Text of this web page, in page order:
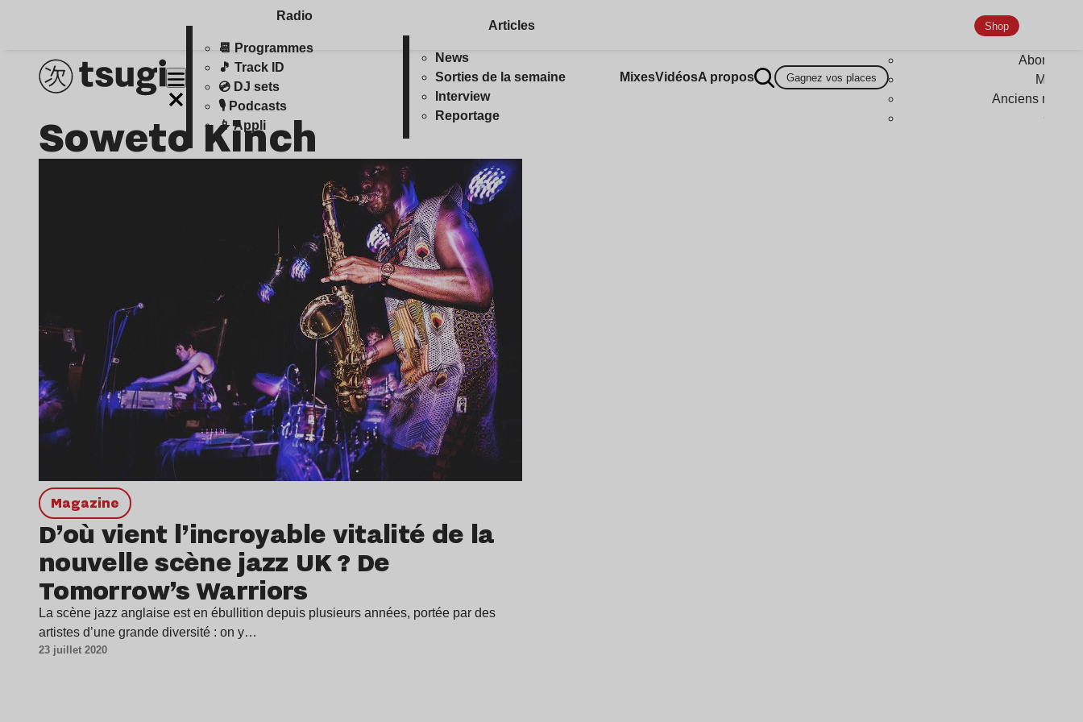
Radio
📆 Programmes
🎵 Track ID
💿 DJ sets
🎙️ Podcasts
📱 Appli
Articles
News
Sorties de la semaine
Interview
Reportage
MixesVidéosA propos Gagnez vos places
Shop
Anciens
Soweto Kinch
magazine
D’où vient l’incroyable vitalité de la
nouvelle scène jazz UK ? De
Tomorrow’s Warriors
La scène jazz anglaise est en ébullition depuis plusieurs années, portée par des
artistes d’une grande diversité : on y…
23 juillet 2020